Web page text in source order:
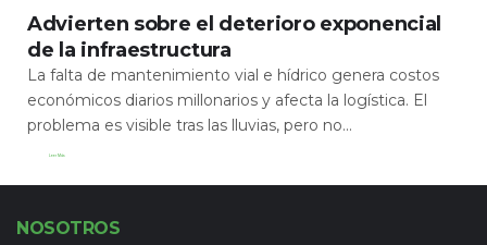
Advierten sobre el deterioro exponencial
de la infraestructura
La falta de mantenimiento vial e hídrico genera costos
económicos diarios millonarios y afecta la logística. El
problema es visible tras las lluvias, pero no...
Leer Más
NOSOTROS